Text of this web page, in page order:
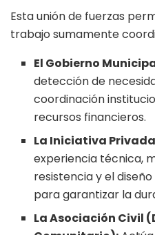
Esta unión de fuerzas
trabajo sumamente
El Gobierno
detección de
coordinación
recursos financieros.
La Iniciativa
experiencia técnica,
resistencia y el
para garantizar la
La Asociación Civil